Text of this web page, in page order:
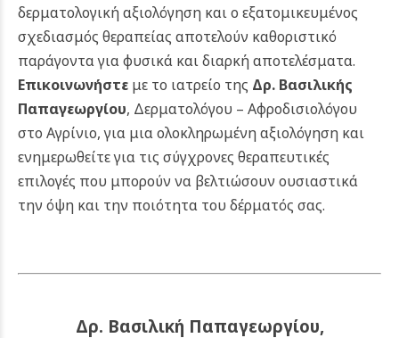
δερματολογική αξιολόγηση και ο εξατομικευμένος
σχεδιασμός θεραπείας αποτελούν καθοριστικό
παράγοντα για φυσικά και διαρκή αποτελέσματα.
Επικοινωνήστε με το ιατρείο της Δρ. Βασιλικής
Παπαγεωργίου, Δερματολόγου – Αφροδισιολόγου
στο Αγρίνιο, για μια ολοκληρωμένη αξιολόγηση και
ενημερωθείτε για τις σύγχρονες θεραπευτικές
επιλογές που μπορούν να βελτιώσουν ουσιαστικά
την όψη και την ποιότητα του δέρματός σας.
Δρ. Βασιλική Παπαγεωργίου,